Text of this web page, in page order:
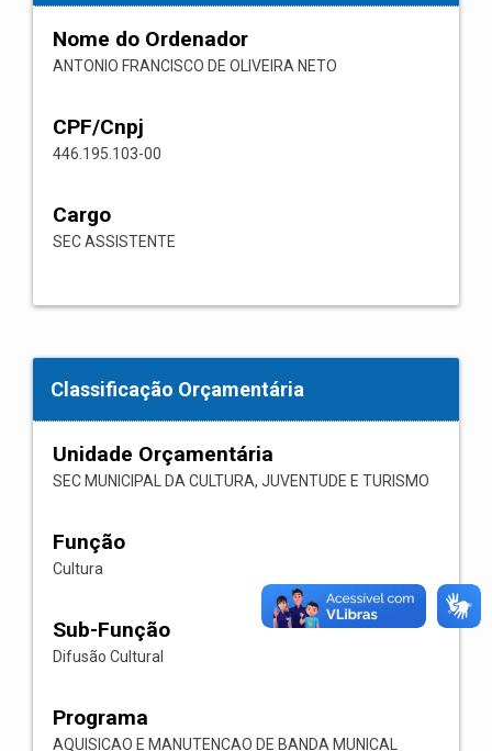
Nome do Ordenador
ANTONIO FRANCISCO DE OLIVEIRA NETO
CPF/Cnpj
446.195.103-00
Cargo
SEC ASSISTENTE
Classificação Orçamentária
Unidade Orçamentária
SEC MUNICIPAL DA CULTURA, JUVENTUDE E TURISMO
Função
Cultura
Sub-Função
Difusão Cultural
Programa
AQUISICAO E MANUTENCAO DE BANDA MUNICAL